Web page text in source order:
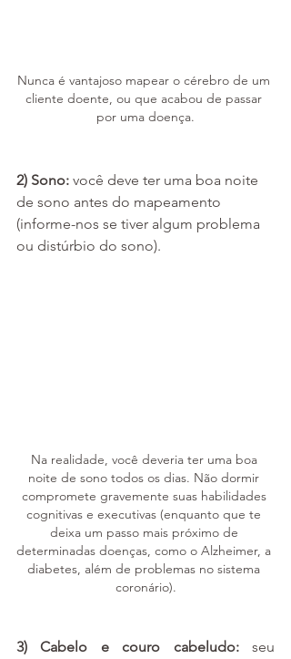
Nunca é vantajoso mapear o cérebro de um
cliente doente, ou que acabou de passar
por uma doença.
2) Sono: você deve ter uma boa noite
de sono antes do mapeamento
(informe-nos se tiver algum problema
ou distúrbio do sono).
Na realidade, você deveria ter uma boa
noite de sono todos os dias. Não dormir
compromete gravemente suas habilidades
cognitivas e executivas (enquanto que te
deixa um passo mais próximo de
determinadas doenças, como o Alzheimer, a
diabetes, além de problemas no sistema
coronário).
3) Cabelo e couro cabeludo: seu